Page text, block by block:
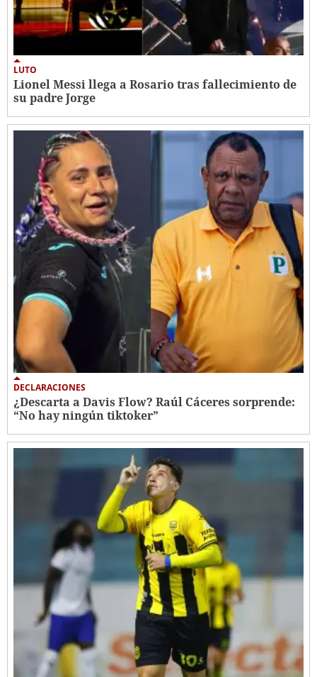
LUTO
Lionel Messi llega a Rosario tras fallecimiento de
su padre Jorge
DECLARACIONES
¿Descarta a Davis Flow? Raúl Cáceres sorprende:
“No hay ningún tiktoker”